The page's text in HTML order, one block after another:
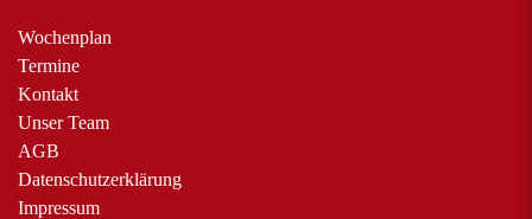
Wochenplan
Termine
Kontakt
Unser Team
AGB
Datenschutzerklärung
Impressum